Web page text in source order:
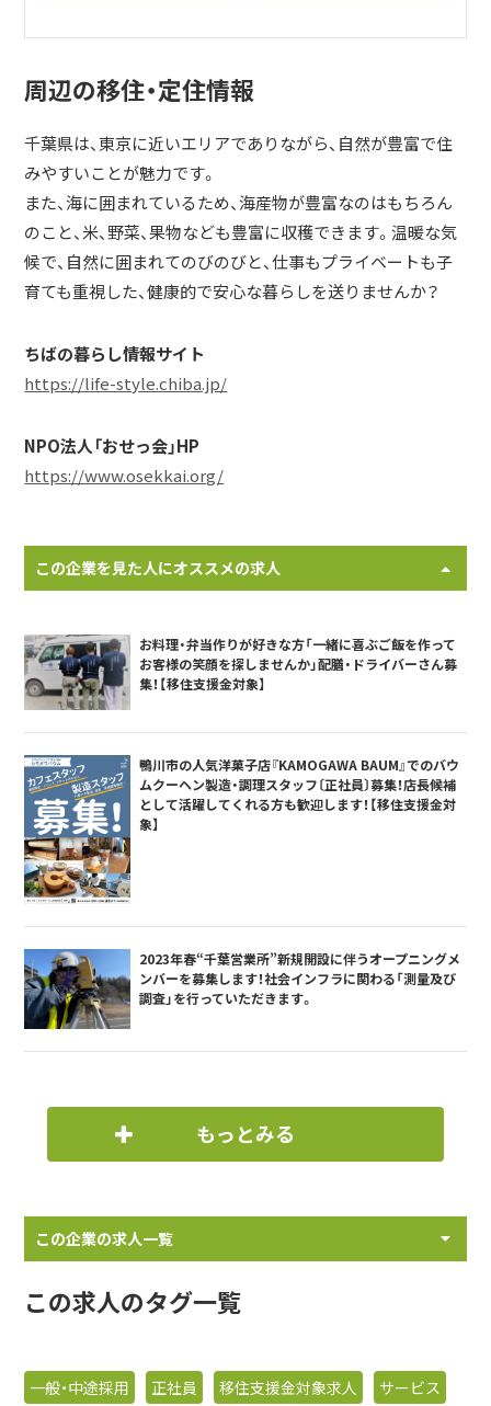
周辺の移住・定住情報
千葉県は、東京に近いエリアでありながら、自然が豊富で住
みやすいことが魅力です。
また、海に囲まれているため、海産物が豊富なのはもちろん
のこと、米、野菜、果物なども豊富に収穫できます。温暖な気
候で、自然に囲まれてのびのびと、仕事もプライベートも子
育ても重視した、健康的で安心な暮らしを送りませんか？
ちばの暮らし情報サイト
https://life-style.chiba.jp/
NPO法人「おせっ会」HP
https://www.osekkai.org/
この企業を見た人にオススメの求人
お料理・弁当作りが好きな方「一緒に喜ぶご飯を作って
お客様の笑顔を探しませんか」配膳・ドライバーさん募
集！【移住支援金対象】
鴨川市の人気洋菓子店『KAMOGAWA BAUM』でのバウ
ムクーヘン製造・調理スタッフ〔正社員〕募集！店長候補
として活躍してくれる方も歓迎します！【移住支援金対
象】
2023年春“千葉営業所”新規開設に伴うオープニングメ
ンバーを募集します！社会インフラに関わる「測量及び
調査」を行っていただきます。
もっとみる
この企業の求人一覧
この求人のタグ一覧
一般・中途採用 正社員 移住支援金対象求人
サービス